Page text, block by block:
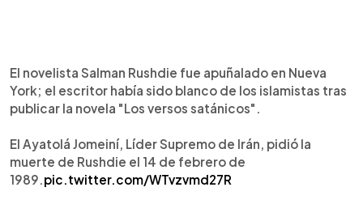
El novelista Salman Rushdie fue apuñalado en Nueva
York; el escritor había sido blanco de los islamistas tras
publicar la novela "Los versos satánicos".
El Ayatolá Jomeiní, Líder Supremo de Irán, pidió la
muerte de Rushdie el 14 de febrero de
1989. pic.twitter.com/WTvzvmd27R